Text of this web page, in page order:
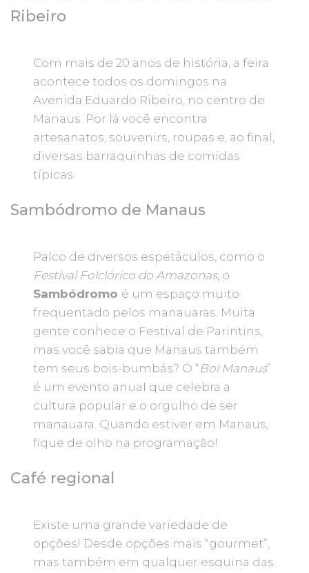
Ribeiro
Com mais de 20 anos de história, a feira
acontece todos os domingos na
Avenida Eduardo Ribeiro, no centro de
Manaus. Por lá você encontra
artesanatos, souvenirs, roupas e, ao final,
diversas barraquinhas de comidas
típicas.
Sambódromo de Manaus
Palco de diversos espetáculos, como o
Festival Folclórico do Amazonas, o
Sambódromo é um espaço muito
frequentado pelos manauaras. Muita
gente conhece o Festival de Parintins,
mas você sabia que Manaus também
tem seus bois-bumbás? O “Boi Manaus”
é um evento anual que celebra a
cultura popular e o orgulho de ser
manauara. Quando estiver em Manaus,
fique de olho na programação!
Café regional
Existe uma grande variedade de
opções! Desde opções mais “gourmet”,
mas também em qualquer esquina das